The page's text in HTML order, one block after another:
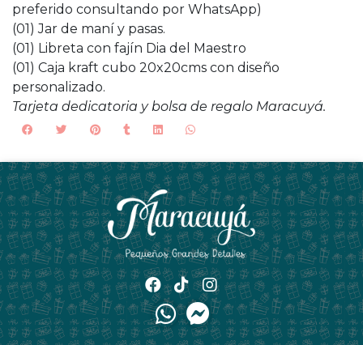
preferido consultando por WhatsApp)
(01) Jar de maní y pasas.
(01) Libreta con fajín Dia del Maestro
(01) Caja kraft cubo 20x20cms con diseño
personalizado.
Tarjeta dedicatoria y bolsa de regalo Maracuyá.